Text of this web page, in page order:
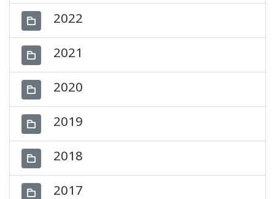
2022
2021
2020
2019
2018
2017